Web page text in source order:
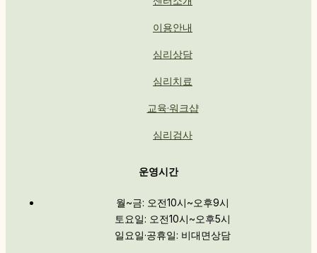
이용안내
심리상담
심리치료
교육·워크샵
심리검사
운영시간
월~금: 오전10시~오후9시
토요일: 오전10시~오후5시
일요일·공휴일: 비대면상담